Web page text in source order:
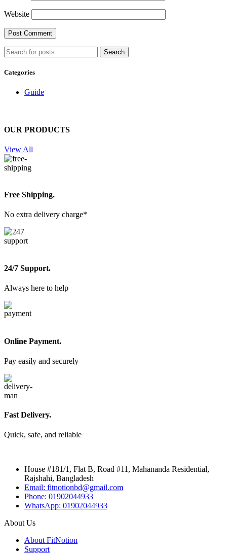
Website
Search
Categories
Guide
OUR PRODUCTS
View All
Free Shipping.
No extra delivery charge*
24/7 Support.
Always here to help
Online Payment.
Pay easily and securely
Fast Delivery.
Quick, safe, and reliable
House #181/1, Flat B, Road #11, Mahananda Residential,
Rajshahi, Bangladesh
Email: fitnotionbd@gmail.com
Phone: 01902044933
WhatsApp: 01902044933
About Us
About FitNotion
Support